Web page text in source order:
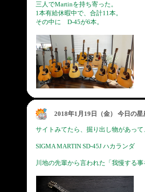
三人でMartinを持ち寄った。
1本有給休暇中で、合計11本。
その中に D-45が6本。
2018年1月19日（金） 今日の
サイトみてたら、掘り出し物があっ
SIGMA MARTIN SD-45J ハカランダ
川地の先輩から言われた「我慢する